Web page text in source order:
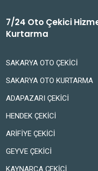
7/24 Oto Çekici
Kurtarma
SAKARYA OTO ÇEKİCİ
SAKARYA OTO KURTARMA
ADAPAZARI ÇEKİCİ
HENDEK ÇEKİCİ
ARİFİYE ÇEKİCİ
GEYVE ÇEKİCİ
KAYNARCA ÇEKİCİ